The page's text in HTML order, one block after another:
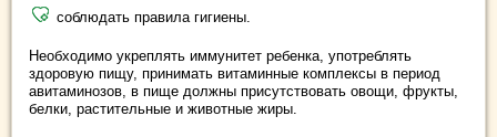
соблюдать правила гигиены.
Необходимо укреплять иммунитет ребенка, употреблять
здоровую пищу, принимать витаминные комплексы в период
авитаминозов, в пище должны присутствовать овощи, фрукты,
белки, растительные и животные жиры.